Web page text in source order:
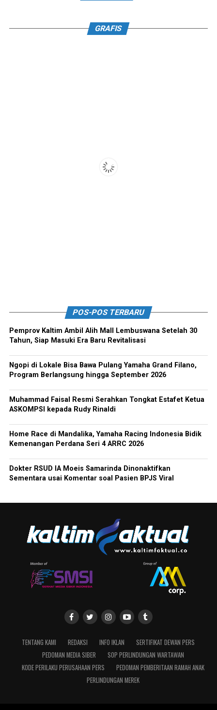
GRAFIS
POS-POS TERBARU
Pemprov Kaltim Ambil Alih Mall Lembuswana Setelah 30
Tahun, Siap Masuki Era Baru Revitalisasi
Ngopi di Lokale Bisa Bawa Pulang Yamaha Grand Filano,
Program Berlangsung hingga September 2026
Muhammad Faisal Resmi Serahkan Tongkat Estafet Ketua
ASKOMPSI kepada Rudy Rinaldi
Home Race di Mandalika, Yamaha Racing Indonesia Bidik
Kemenangan Perdana Seri 4 ARRC 2026
Dokter RSUD IA Moeis Samarinda Dinonaktifkan
Sementara usai Komentar soal Pasien BPJS Viral
TENTANG KAMI REDAKSI INFO IKLAN
SERTIFIKAT DEWAN PERS
PEDOMAN MEDIA SIBER
SOP PERLINDUNGAN WARTAWAN
KODE PERILAKU PERUSAHAAN PERS
PEDOMAN PEMBERITAAN RAMAH ANAK
PERLINDUNGAN MEREK